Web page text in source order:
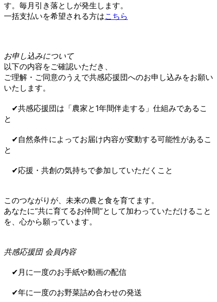
す。毎月引き落としが発生します。
一括支払いを希望される方はこちら
お申し込みについて
以下の内容をご確認いただき、
ご理解・ご同意のうえで共感応援団へのお申し込みをお願い
いたします。
✔︎共感応援団は「農家と1年間伴走する」仕組みであるこ
と
✔︎自然条件によってお届け内容が変動する可能性があるこ
と
✔︎応援・共創の気持ちで参加していただくこと
このつながりが、未来の農と食を育てます。
あなたに“共に育てるお仲間”として加わっていただけること
を、心から願っています。
共感応援団 会員内容
✔︎月に一度のお手紙や動画の配信
✔︎年に一度のお野菜詰め合わせの発送